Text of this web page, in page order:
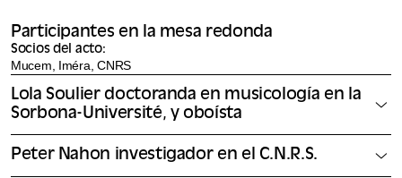
Participantes en la mesa redonda
Socios del acto:
Mucem, Iméra, CNRS
Lola Soulier doctoranda en musicología en la
Sorbona-Université, y oboísta
Peter Nahon investigador en el C.N.R.S.